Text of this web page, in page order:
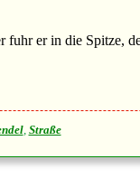
er in die Spitze,
, Straße